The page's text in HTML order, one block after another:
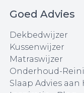
Goed Advies
Dekbedwijzer
Kussenwijzer
Matraswijzer
Onderhoud-
Slaap Advies aan